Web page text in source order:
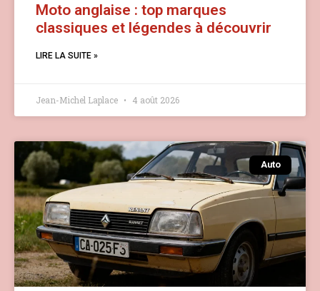
Moto anglaise : top marques
classiques et légendes à découvrir
LIRE LA SUITE »
Jean-Michel Laplace 4 août 2026
Auto